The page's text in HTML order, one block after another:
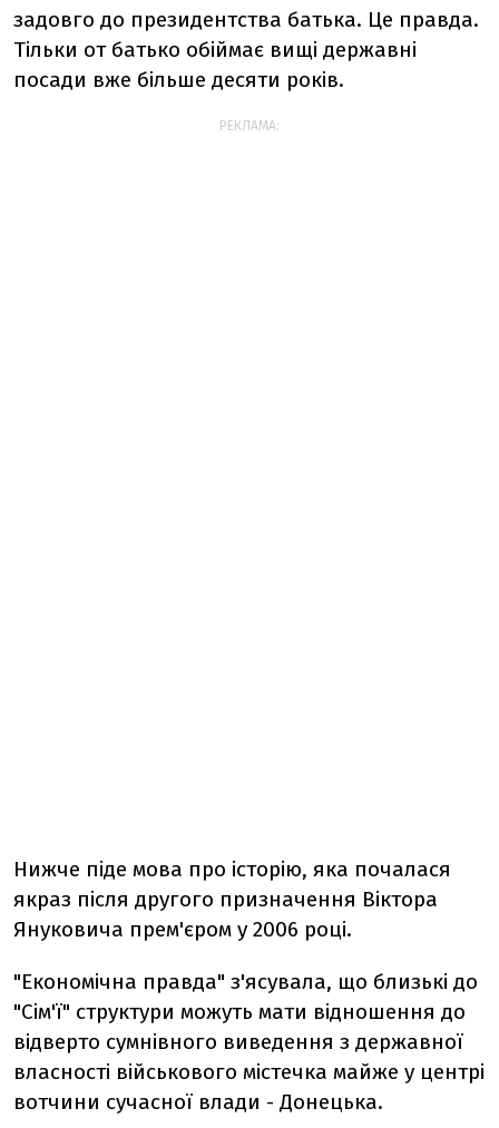
задовго до президентства батька. Це правда.
Тільки от батько обіймає вищі державні
посади вже більше десяти років.
РЕКЛАМА:
Нижче піде мова про історію, яка почалася
якраз після другого призначення Віктора
Януковича прем'єром у 2006 році.
"Економічна правда" з'ясувала, що близькі до
"Сім'ї" структури можуть мати відношення до
відверто сумнівного виведення з державної
власності військового містечка майже у центрі
вотчини сучасної влади - Донецька.